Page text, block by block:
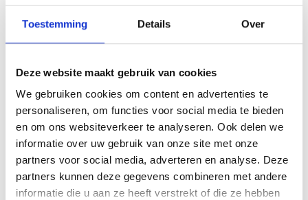
Toestemming Details Over
Deze website maakt gebruik van cookies
We gebruiken cookies om content en advertenties te
personaliseren, om functies voor social media te bieden
en om ons websiteverkeer te analyseren. Ook delen we
informatie over uw gebruik van onze site met onze
partners voor social media, adverteren en analyse. Deze
partners kunnen deze gegevens combineren met andere
informatie die u aan ze heeft verstrekt of die ze hebben
Raadhuisstraat 29
1861 CS Bergen Nh
info@duinstreekkamermuziek.nl
€ 23,00
Plane deine Route
Wann